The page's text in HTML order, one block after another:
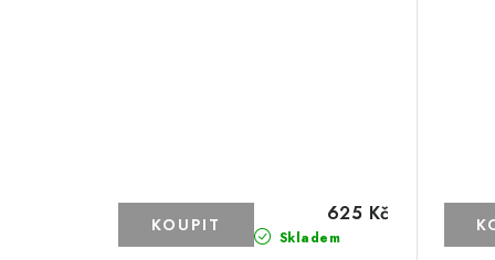
Skladem
625 Kč